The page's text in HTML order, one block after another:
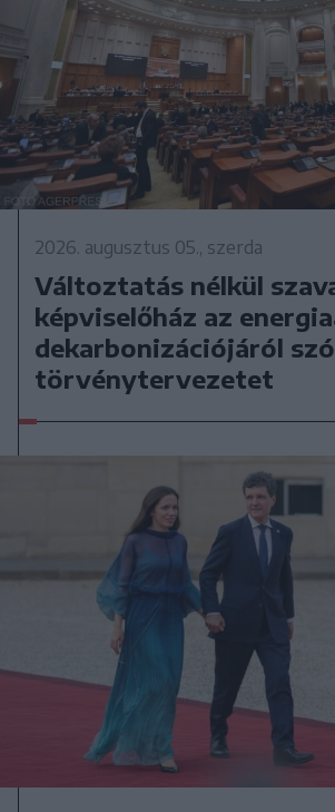
2026. augusztus 05., szerda
Változtatás nélkül
képviselőház az
dekarbonizációjáról
törvénytervezetet